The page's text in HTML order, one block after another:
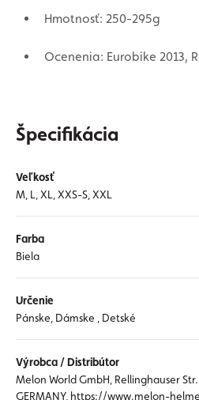
Hmotnosť: 250-295g
Ocenenia: Eurobike 2013,
Špecifikácia
Veľkosť
M, L, XL, XXS-S, XXL
Farba
Biela
Určenie
Pánske, Dámske , Detské
Výrobca / Distribútor
Melon World GmbH, Rellinghauser Str.
GERMANY, https://www.melon-